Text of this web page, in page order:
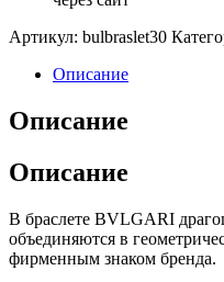
Артикул: bulbraslet30
Описание
Описание
Описание
В браслете BVLGARI
объединяются в
фирменным знаком бренда.